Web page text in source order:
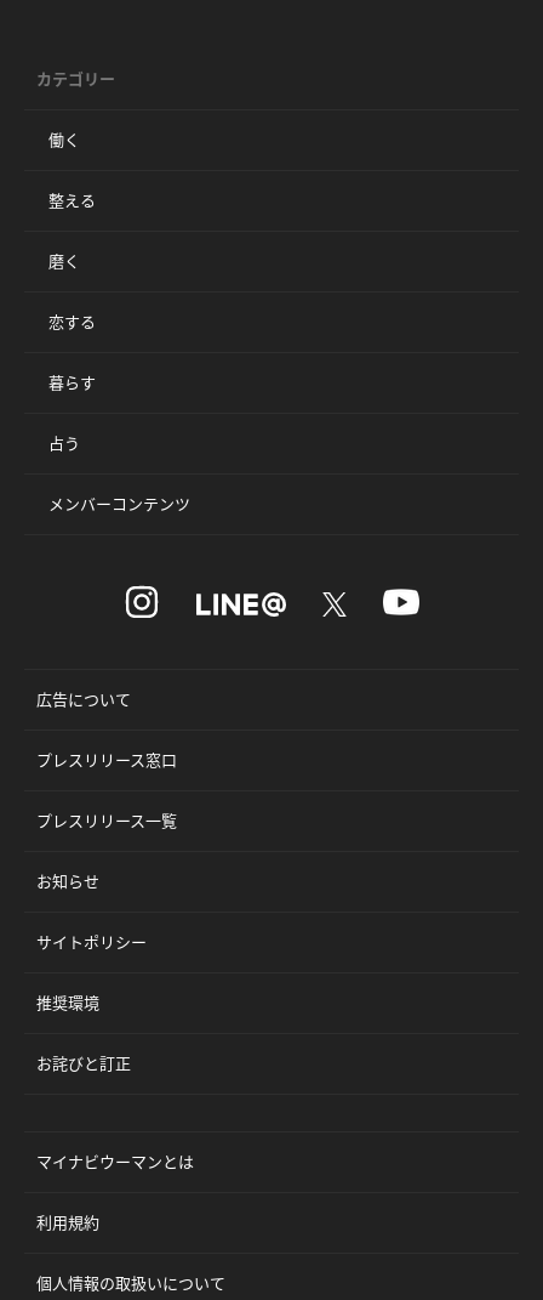
カテゴリー
働く
整える
磨く
恋する
暮らす
占う
メンバーコンテンツ
広告について
プレスリリース窓口
プレスリリース一覧
お知らせ
サイトポリシー
推奨環境
お詫びと訂正
マイナビウーマンとは
利用規約
個人情報の取扱いについて